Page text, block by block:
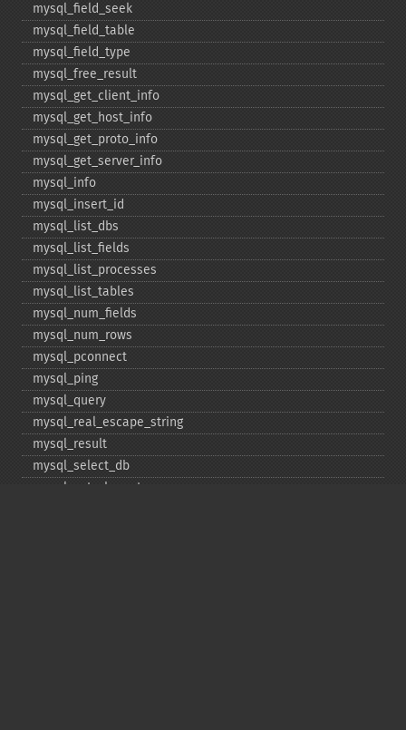
mysql_​field_​seek
mysql_​field_​table
mysql_​field_​type
mysql_​free_​result
mysql_​get_​client_​info
mysql_​get_​host_​info
mysql_​get_​proto_​info
mysql_​get_​server_​info
mysql_​info
mysql_​insert_​id
mysql_​list_​dbs
mysql_​list_​fields
mysql_​list_​processes
mysql_​list_​tables
mysql_​num_​fields
mysql_​num_​rows
mysql_​pconnect
mysql_​ping
mysql_​query
mysql_​real_​escape_​string
mysql_​result
mysql_​select_​db
mysql_​set_​charset